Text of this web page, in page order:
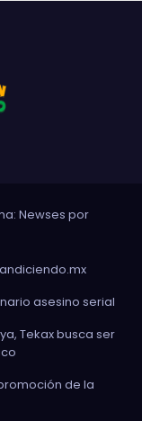
Newses por
asesino serial
Tekax busca ser
de la